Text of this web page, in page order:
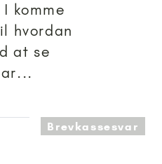
komme
hvordan
at se
til 11+
Brevkassesvar